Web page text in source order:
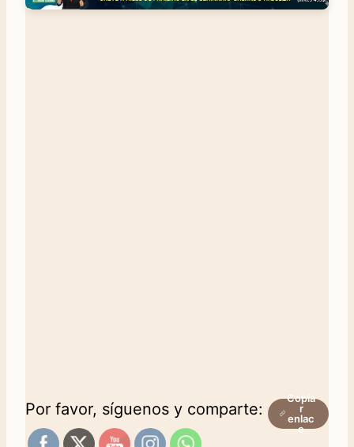
Por favor, síguenos y comparte:
Copia
r
enlac
e